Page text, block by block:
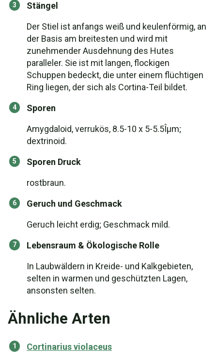
Stängel
Der Stiel ist anfangs weiß und keulenförmig, an
der Basis am breitesten und wird mit
zunehmender Ausdehnung des Hutes
paralleler. Sie ist mit langen, flockigen
Schuppen bedeckt, die unter einem flüchtigen
Ring liegen, der sich als Cortina-Teil bildet.
Sporen
Amygdaloid, verrukös, 8.5-10 x 5-5.5Îµm;
dextrinoid.
Sporen Druck
rostbraun.
Geruch und Geschmack
Geruch leicht erdig; Geschmack mild.
Lebensraum & Ökologische Rolle
In Laubwäldern in Kreide- und Kalkgebieten,
selten in warmen und geschützten Lagen,
ansonsten selten.
Ähnliche Arten
Cortinarius violaceus